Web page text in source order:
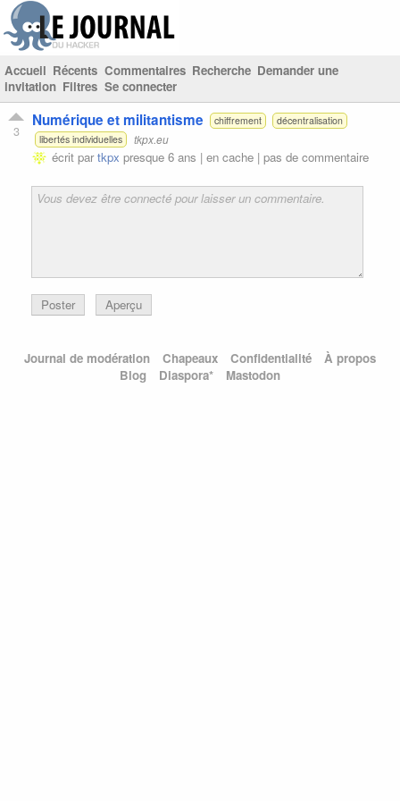
Accueil Récents Commentaires Recherche Demander une
invitation Filtres Se connecter
3
Numérique et militantisme chiffrement
décentralisation
libertés individuelles
tkpx.eu
écrit partkpx presque 6 ans | en cache | pas de commentaire
Poster Aperçu
Journal de modération Chapeaux Confidentialité
À propos
Blog
Diaspora* Mastodon